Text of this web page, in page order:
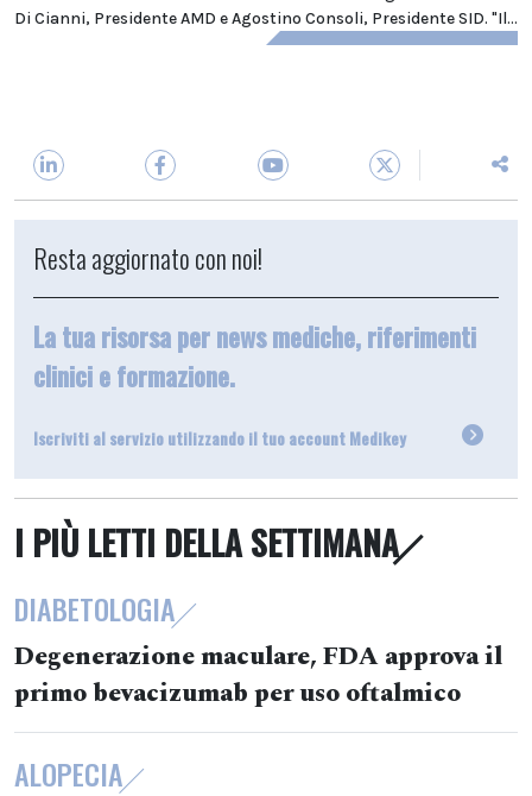
Di Cianni, Presidente AMD e Agostino Consoli, Presidente SID. "Il...
Resta aggiornato con noi!
La tua risorsa per news mediche, riferimenti
clinici e formazione.
Iscriviti al servizio utilizzando il tuo account Medikey
I PIÙ LETTI DELLA SETTIMANA
DIABETOLOGIA
Degenerazione maculare, FDA approva il
primo bevacizumab per uso oftalmico
ALOPECIA